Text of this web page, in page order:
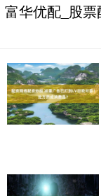
富华优配_股